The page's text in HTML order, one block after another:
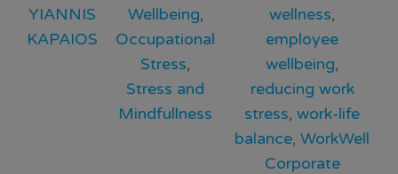
YIANNIS
KAPAIOS
Wellbeing,
Occupational
Stress,
Stress and
Mindfullness
wellness,
employee
wellbeing,
reducing work
stress, work-life
balance, WorkWell
Corporate